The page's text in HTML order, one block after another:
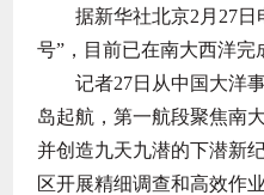
据新华社北京2月27日
号”，目前已在南大西洋完
记者27日从中国大洋事
岛起航，第一航段聚焦南
并创造九天九潜的下潜新
区开展精细调查和高效作